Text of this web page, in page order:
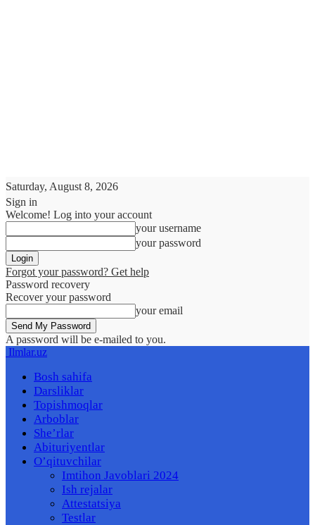
Saturday, August 8, 2026
Sign in
Welcome! Log into your account
your username
your password
Forgot your password? Get help
Password recovery
Recover your password
your email
A password will be e-mailed to you.
Ilmlar.uz
Bosh sahifa
Darsliklar
Topishmoqlar
Arboblar
She’rlar
Abituriyentlar
O’qituvchilar
Imtihon Javoblari 2024
Ish rejalar
Attestatsiya
Testlar